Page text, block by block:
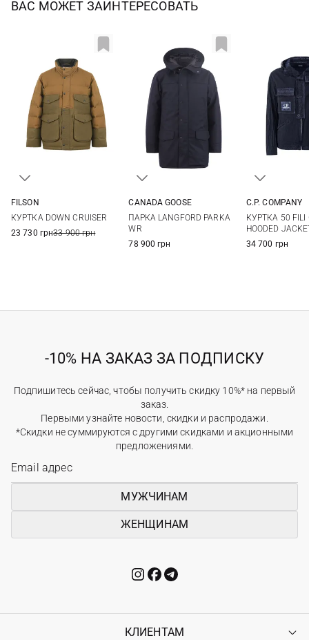
ВАС МОЖЕТ ЗАИНТЕРЕСОВАТЬ
FILSON
КУРТКА DOWN CRUISER
23 730 грн33 900 грн
CANADA GOOSE
ПАРКА LANGFORD PARKA
WR
78 900 грн
56
C.P. COMPANY
КУРТКА 50 FILI
HOODED
34 700 грн
-10% НА ЗАКАЗ ЗА ПОДПИСКУ
Подпишитесь сейчас, чтобы получить скидку 10%* на первый
заказ.
Первыми узнайте новости, скидки и распродажи.
*Скидки не суммируются с другими скидками и акционными
предложениями.
МУЖЧИНАМ
ЖЕНЩИНАМ
КЛИЕНТАМ